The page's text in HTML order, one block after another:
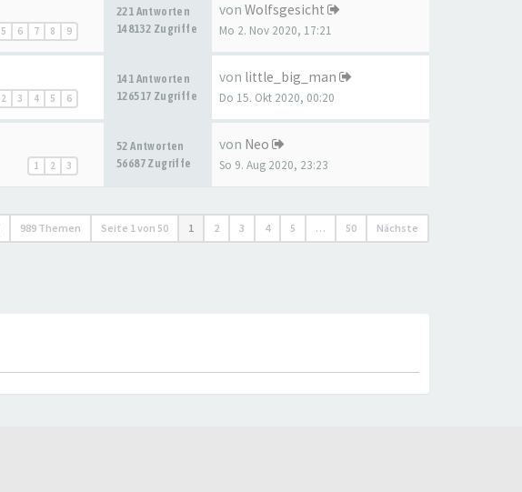
5 6 7 8 9
221 Antworten
148132 Zugriffe
von Wolfsgesicht
Mo 2. Nov 2020, 17:21
2 3 4 5 6
141 Antworten
126517 Zugriffe
von little_big_man
Do 15. Okt 2020, 00:20
1 2 3
52 Antworten
56687 Zugriffe
von Neo
So 9. Aug 2020, 23:23
989 Themen Seite 1von 50 1 2 3 4 5 … 50 Nächste